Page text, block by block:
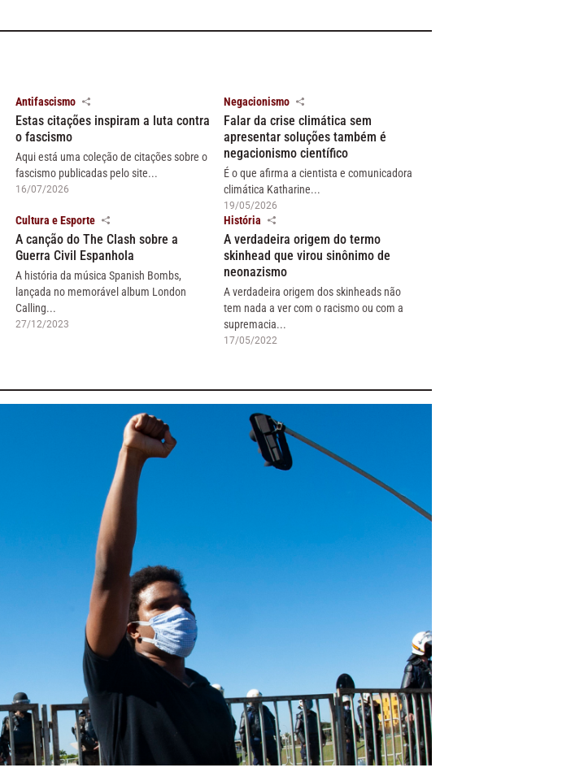
Antifascismo
Estas citações inspiram a luta contra
o fascismo
Aqui está uma coleção de citações sobre o
fascismo publicadas pelo site...
16/07/2026
Negacionismo
Falar da crise climática sem
apresentar soluções também é
negacionismo científico
É o que afirma a cientista e comunicadora
climática Katharine...
19/05/2026
Cultura e Esporte
A canção do The Clash sobre a
Guerra Civil Espanhola
A história da música Spanish Bombs,
lançada no memorável album London
Calling...
27/12/2023
História
A verdadeira origem do termo
skinhead que virou sinônimo de
neonazismo
A verdadeira origem dos skinheads não
tem nada a ver com o racismo ou com a
supremacia...
17/05/2022